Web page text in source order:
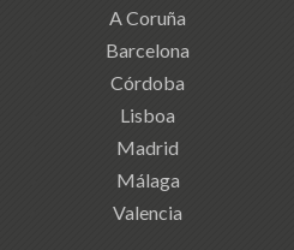
A Coruña
Barcelona
Córdoba
Lisboa
Madrid
Málaga
Valencia